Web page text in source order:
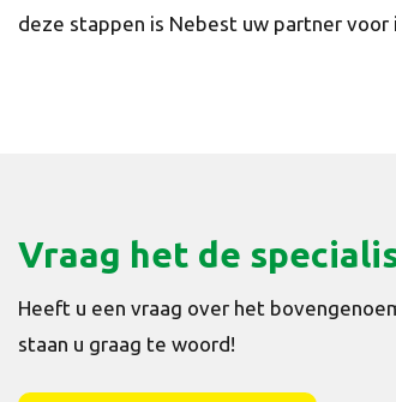
deze stappen is Nebest uw partner voor
Vraag het de
Heeft u een vraag over het
staan u graag te woord!